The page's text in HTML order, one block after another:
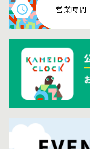
営業時間